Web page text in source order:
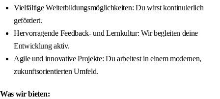
Vielfältige Weiterbildungsmöglichkeiten: Du wirst kontinuierlich
gefördert.
Hervorragende Feedback- und Lernkultur: Wir begleiten deine
Entwicklung aktiv.
Agile und innovative Projekte: Du arbeitest in einem modernen,
zukunftsorientierten Umfeld.
Was wir bieten: